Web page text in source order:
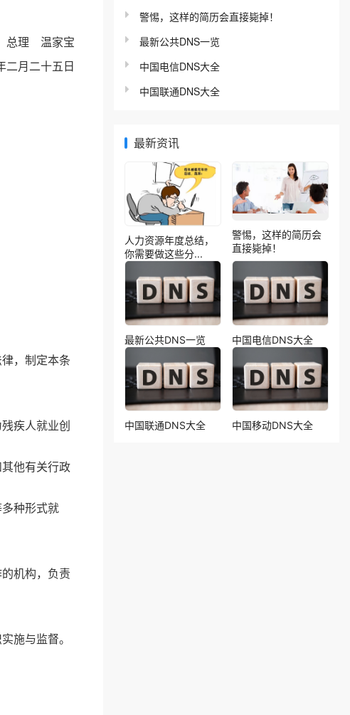
总理 温家宝
二月二十五日
，制定本条
疾人就业创
他有关行政
种形式就
机构，负责
施与监督。
警惕，这样的简历会直接毙掉！
最新公共DNS一览
中国电信DNS大全
中国联通DNS大全
最新资讯
人力资源年度总结，
你需要做这些分...
警惕，这样的简历会
直接毙掉！
最新公共DNS一览 中国电信DNS大全
中国联通DNS大全 中国移动DNS大全